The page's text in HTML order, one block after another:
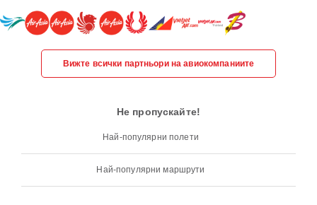
Вижте всички партньори на авиокомпаниите
Не пропускайте!
Най-популярни полети
Най-популярни маршрути